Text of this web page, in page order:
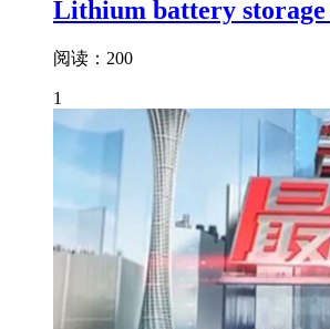
Lithium battery storage
阅读：200
1